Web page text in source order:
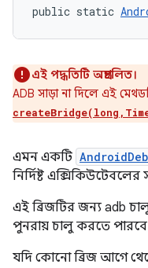
public static
এই পদ্ধতিটি অপ্রচলিত।
ADB সাড়া না দিলে এই
এমন একটি
নির্দিষ্ট এক্সিকিউটেবলের
এই ব্রিজটির জন্য adb
পুনরায় চালু করতে পারবে
যদি কোনো ব্রিজ আগে